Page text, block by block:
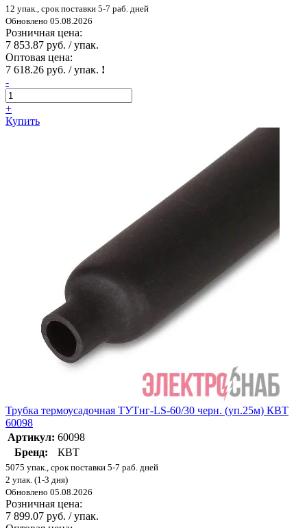
12 упак., срок поставки 5-7 раб. дней
Обновлено 05.08.2026
Розничная цена:
7 853.87 руб. / упак.
Оптовая цена:
7 618.26 руб. / упак. !
-
+
Купить
Трубка термоусадочная ТУТнг-LS-60/30 черн. (уп.25м) КВТ
60098
Артикул: 60098
Бренд:
КВТ
5075 упак., срок поставки 5-7 раб. дней
2 упак. (1-3 дня)
Обновлено 05.08.2026
Розничная цена:
7 899.07 руб. / упак.